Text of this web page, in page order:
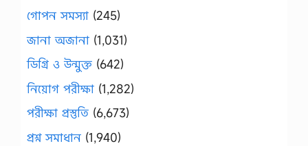
গোপন সমস্যা (245)
জানা অজানা (1,031)
ডিগ্রি ও উন্মুক্ত (642)
নিয়োগ পরীক্ষা (1,282)
পরীক্ষা প্রস্তুতি (6,673)
প্রশ্ন সমাধান (1,940)